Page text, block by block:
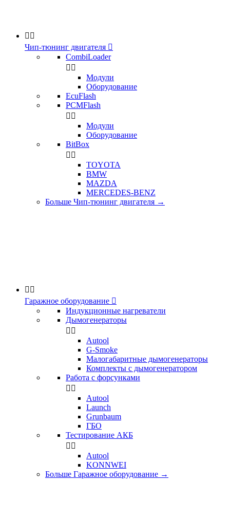
 
Чип-тюнинг двигателя 
CombiLoader
 
Модули
Оборудование
EcuFlash
PCMFlash
 
Модули
Оборудование
BitBox
 
TOYOTA
BMW
MAZDA
MERCEDES-BENZ
Больше Чип-тюнинг двигателя →
 
Гаражное оборудование 
Индукционные нагреватели
Дымогенераторы
 
Аutool
G-Smoke
Малогабаритные дымогенераторы
Комплекты с дымогенератором
Работа с форсунками
 
Autool
Launch
Grunbaum
ГБО
Тестирование АКБ
 
Autool
KONNWEI
Больше Гаражное оборудование →